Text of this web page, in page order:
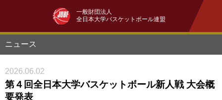
一般財団法人
全日本大学バスケットボール連盟
ニュース
2026.06.02
第４回全日本大学バスケットボール新人戦 大会概
要発表